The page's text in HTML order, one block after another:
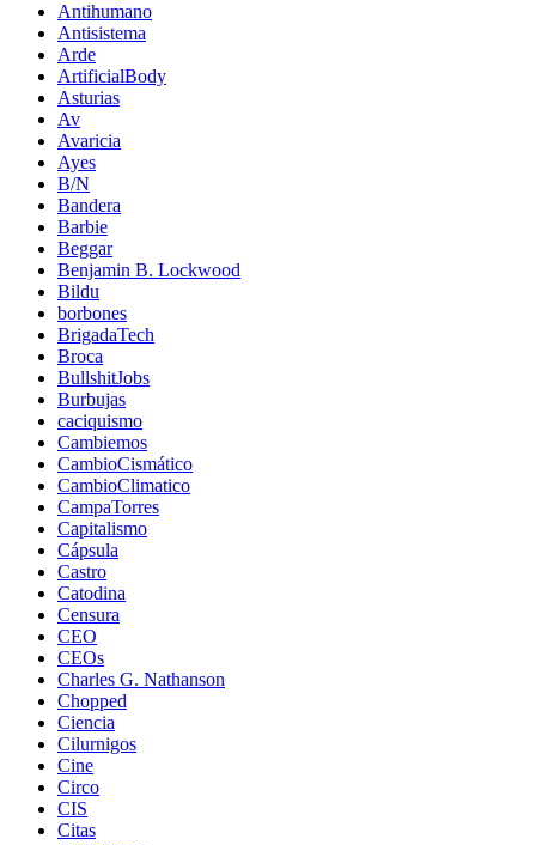
Antihumano
Antisistema
Arde
ArtificialBody
Asturias
Av
Avaricia
Ayes
B/N
Bandera
Barbie
Beggar
Benjamin B. Lockwood
Bildu
borbones
BrigadaTech
Broca
BullshitJobs
Burbujas
caciquismo
Cambiemos
CambioCismático
CambioClimatico
CampaTorres
Capitalismo
Cápsula
Castro
Catodina
Censura
CEO
CEOs
Charles G. Nathanson
Chopped
Ciencia
Cilurnigos
Cine
Circo
CIS
Citas